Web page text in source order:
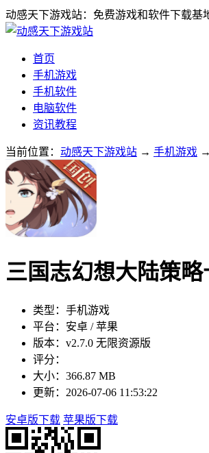
动感天下游戏站：免费游戏和软件下载基
首页
手机游戏
手机软件
电脑软件
资讯教程
当前位置： 动感天下游戏站 → 手机游戏
三国志幻想大陆策
类型：手机游戏
平台：安卓 / 苹果
版本：v2.7.0 无限资源版
评分：
大小：366.87 MB
更新：2026-07-06 11:53:22
安卓版下载 苹果版下载